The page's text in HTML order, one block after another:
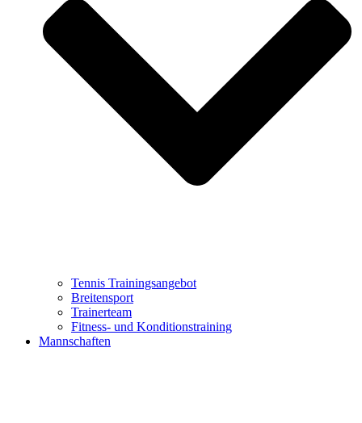
Tennis Trainingsangebot
Breitensport
Trainerteam
Fitness- und Konditionstraining
Mannschaften